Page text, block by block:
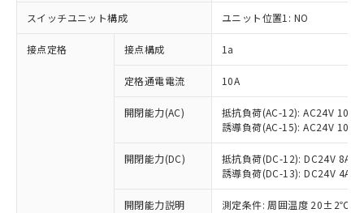
スイッチユニット構成 ユニット位置1: NO
接点定格 接点構成 1a
定格通電電流 10A
開閉能力(AC)
抵抗負荷(AC-12): AC24V 10A/
誘導負荷(AC-15): AC24V
開閉能力(DC)
抵抗負荷(DC-12): DC24V 8A/
誘導負荷(DC-13): DC24V 4A/
開閉能力説明 測定条件: 周囲温度 20±2℃、
※1 対応状況
対応済み：EU RoHS指令（10物質）の
非含有に対応した製品が提供可能な商品で
対応予定：EU RoHS指令（10物質）の非含
有に対応した製品に切り替える予定のある